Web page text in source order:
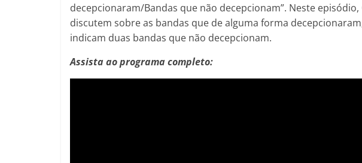
decepcionaram/Bandas que não decepcionam”. Neste episódio,
discutem sobre as bandas que de alguma forma
indicam duas bandas que não decepcionam.
Assista ao programa completo: